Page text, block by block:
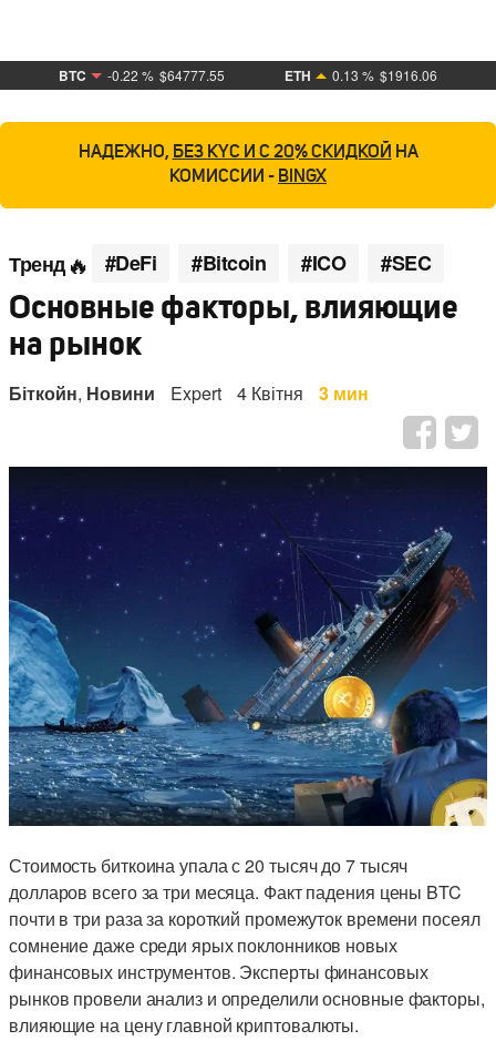
BTC -0.22 % $64777.55 ETH 0.13 % $1916.06
НАДЕЖНО, БЕЗ KYC И С 20% СКИДКОЙ НА
КОМИССИИ - BINGX
Тренд #DeFi #Bitcoin #ICO #SEC
Основные факторы, влияющие
на рынок
Біткойн, Новини Expert 4 Квітня 3 мин
Стоимость биткоина упала с 20 тысяч до 7 тысяч
долларов всего за три месяца. Факт падения цены BTC
почти в три раза за короткий промежуток времени посеял
сомнение даже среди ярых поклонников новых
финансовых инструментов. Эксперты финансовых
рынков провели анализ и определили основные факторы,
влияющие на цену главной криптовалюты.